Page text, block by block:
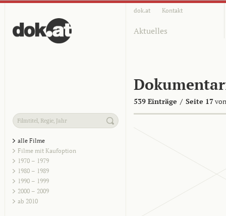
dok.at Kontakt
Aktuelles
539 Einträge / Seite 17
alle Filme
Filme mit Kaufoption
1970 – 1979
1980 – 1989
1990 – 1999
2000 – 2009
ab 2010